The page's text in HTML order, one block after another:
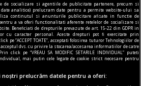
incendiul din Valea
flăcările continuă la
și fond forestier continuă
de socializare si agentiile de publicitate partenere, precum si
analitice) prelucram date pentru a permite website-ului sa
continutul si anunturile publicitare afisate in functie de
a va oferi functionalitati aferente retelelor de socializare si
Beneficiati de drepturile prevazute de art. 15-22 din GDPR in
cu caracter personal. Aceste drepturi pot fi exercitate prin
pe “ACCEPT TOATE”, acceptati folosirea tuturor Tehnologiilor de
dvs. cu privire la stocarea/accesarea informatiilor de catre
click pe “VREAU SA MODIFIC SETARILE INDIVIDUAL” puteti
mai putin cele legate de cookie strict necesare pentru
prelucrăm datele pentru a oferi: